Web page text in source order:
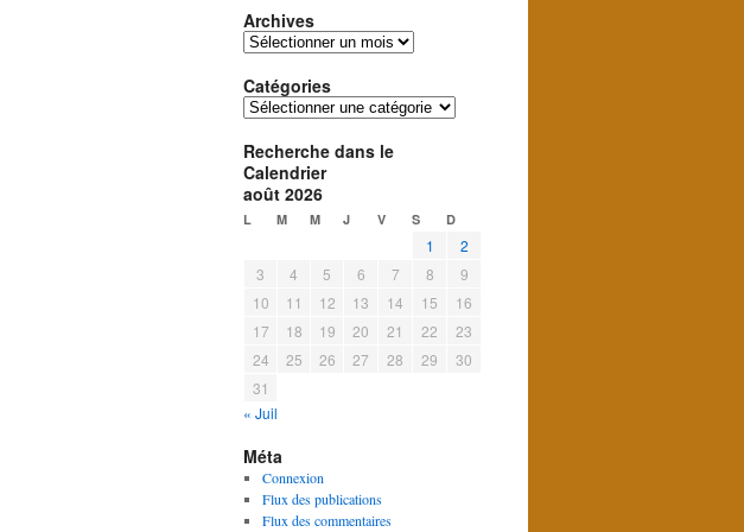
Archives
Archives
Catégories
Catégories
Recherche dans le
Calendrier
août 2026
L M M J V S D
1
2
3
4 5 6 7 8
9
10
11 12 13 14 15
16
17
18 19 20 21 22
23
24
25 26 27 28 29
30
31
« Juil
Méta
Connexion
Flux des publications
Flux des commentaires